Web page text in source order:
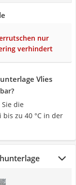
nur
verhindert
Vlies
die
zu 40 °C in der